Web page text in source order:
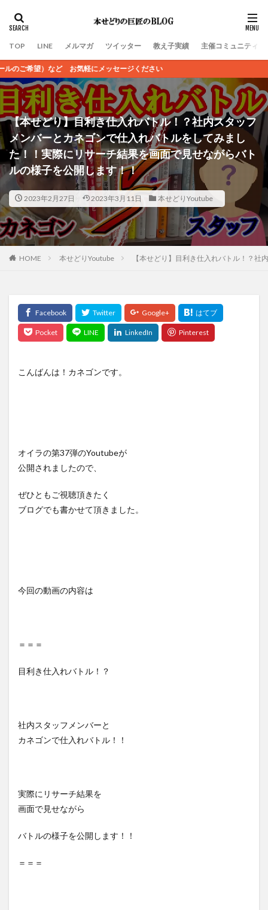
TOP LINE メルマガ ツイッター 教え子実績 主催コミュニティ
セージください
【本せどり】目利き仕入れバトル！？社内スタッフ
メンバーとカネゴンで仕入れバトルをしてみまし
た！！実際にリサーチ結果を画面で見せながらバト
ルの様子を公開します！！
2023年2月27日 2023年3月11日 本せどりYoutube
HOME 本せどりYoutube 【本せどり】目利き仕入れバトル！？
こんばんは！カネゴンです。
オイラの第37弾のYoutubeが
公開されましたので、
ぜひともご視聴頂きたく
ブログでも書かせて頂きました。
今回の動画の内容は
＝＝＝
目利き仕入れバトル！？
社内スタッフメンバーと
カネゴンで仕入れバトル！！
実際にリサーチ結果を
画面で見せながら
バトルの様子を公開します！！
＝＝＝